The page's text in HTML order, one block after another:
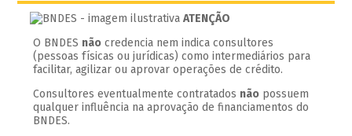
ATENÇÃO
O BNDES não credencia nem indica consultores
(pessoas físicas ou jurídicas) como intermediários para
facilitar, agilizar ou aprovar operações de crédito.
Consultores eventualmente contratados não possuem
qualquer influência na aprovação de financiamentos do
BNDES.